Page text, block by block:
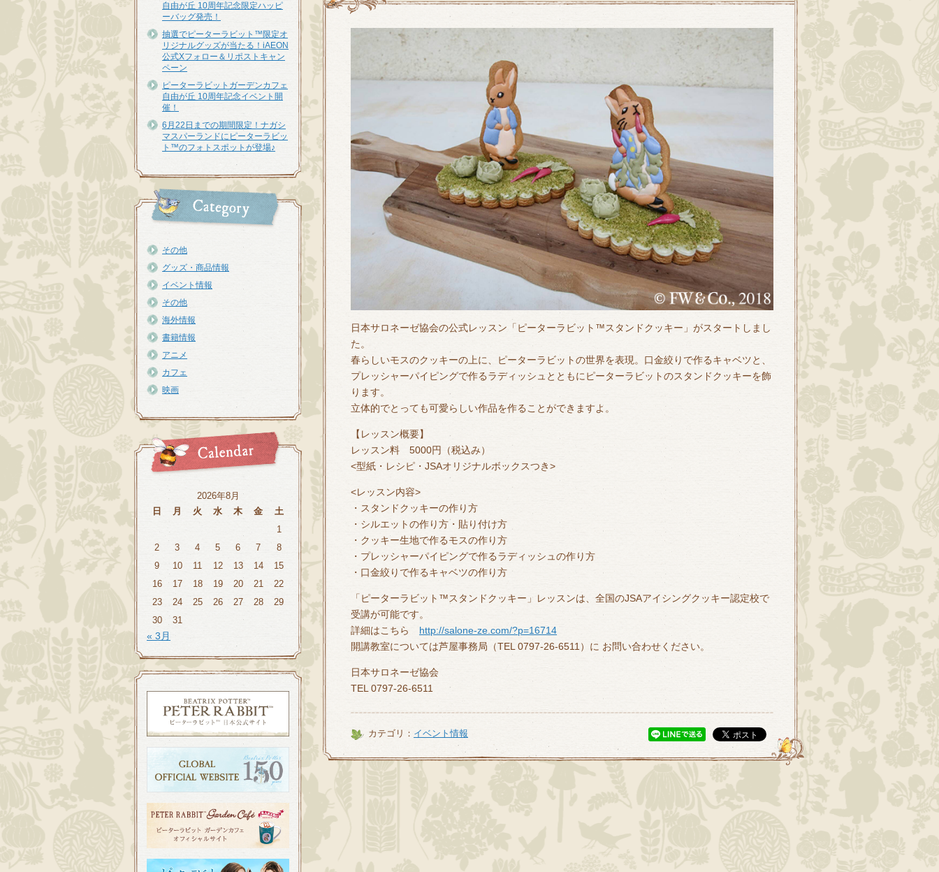
自由が丘 10周年記念限定ハッピ
ーバッグ発売！
抽選でピーターラビット™限定オ
リジナルグッズが当たる！iAEON
公式Xフォロー＆リポストキャン
ペーン
ピーターラビットガーデンカフェ
自由が丘 10周年記念イベント開
催！
6月22日までの期間限定！ナガシ
マスパーランドにピーターラビッ
ト™のフォトスポットが登場♪
その他
グッズ・商品情報
イベント情報
その他
海外情報
書籍情報
アニメ
カフェ
映画
2026年8月
日
月 火 水 木 金
土
1
2
3 4 5 6 7
8
9
10 11 12 13 14
15
16
17 18 19 20 21
22
23
24 25 26 27 28
29
30
31
« 3月
日本サロネーゼ協会の公式レッスン「ピーターラビット™スタンドクッキー」がスタートしまし
た。
春らしいモスのクッキーの上に、ピーターラビットの世界を表現。口金絞りで作るキャベツと、
プレッシャーパイピングで作るラディッシュとともにピーターラビットのスタンドクッキーを飾
ります。
立体的でとっても可愛らしい作品を作ることができますよ。
【レッスン概要】
レッスン料 5000円（税込み）
<型紙・レシピ・JSAオリジナルボックスつき>
<レッスン内容>
・スタンドクッキーの作り方
・シルエットの作り方・貼り付け方
・クッキー生地で作るモスの作り方
・プレッシャーパイピングで作るラディッシュの作り方
・口金絞りで作るキャベツの作り方
「ピーターラビット™スタンドクッキー」レッスンは、全国のJSAアイシングクッキー認定校で
受講が可能です。
詳細はこちら http://salone-ze.com/?p=16714
開講教室については芦屋事務局（TEL 0797-26-6511）に お問い合わせください。
日本サロネーゼ協会
TEL 0797-26-6511
カテゴリ： イベント情報